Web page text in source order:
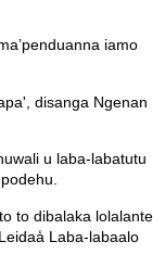
iamo
disanga Ngenan
u laba-labatutu
to dibalaka lolalante
Laba-labaalo